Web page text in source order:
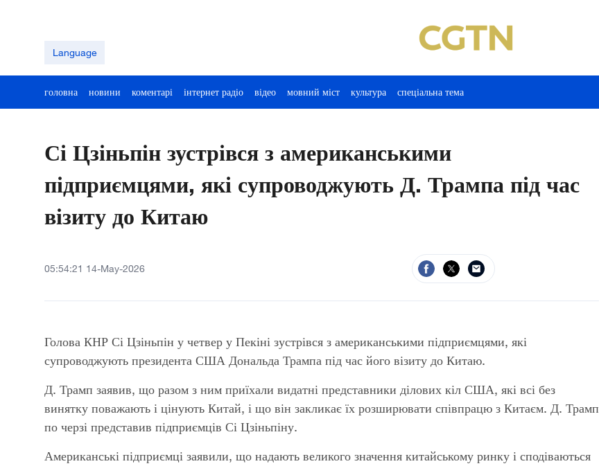
Language
головна новини коментарі інтернет радіо відео мовний міст культура спеціальна тема
Сі Цзіньпін зустрівся з американськими
підприємцями, які супроводжують Д. Трампа під час
візиту до Китаю
05:54:21 14-May-2026
Голова КНР Сі Цзіньпін у четвер у Пекіні зустрівся з американськими підприємцями, які
супроводжують президента США Дональда Трампа під час його візиту до Китаю.
Д. Трамп заявив, що разом з ним приїхали видатні представники ділових кіл США, які всі без
винятку поважають і цінують Китай, і що він закликає їх розширювати співпрацю з Китаєм. Д. Трамп
по черзі представив підприємців Сі Цзіньпіну.
Американські підприємці заявили, що надають великого значення китайському ринку і сподіваються